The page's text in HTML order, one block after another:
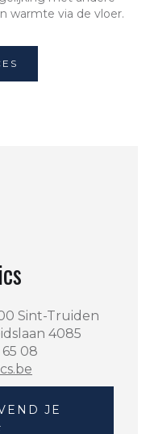
warmte via de vloer.
Sint-Truiden
4085
65 08
JE